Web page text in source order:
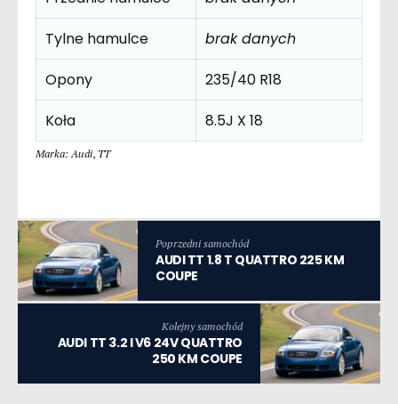
Tylne hamulce
brak danych
Opony
235/40 R18
Koła
8.5J X 18
Marka: Audi, TT
Poprzedni samochód
AUDI TT 1.8 T QUATTRO 225 KM
COUPE
Kolejny samochód
AUDI TT 3.2 I V6 24V QUATTRO
250 KM COUPE